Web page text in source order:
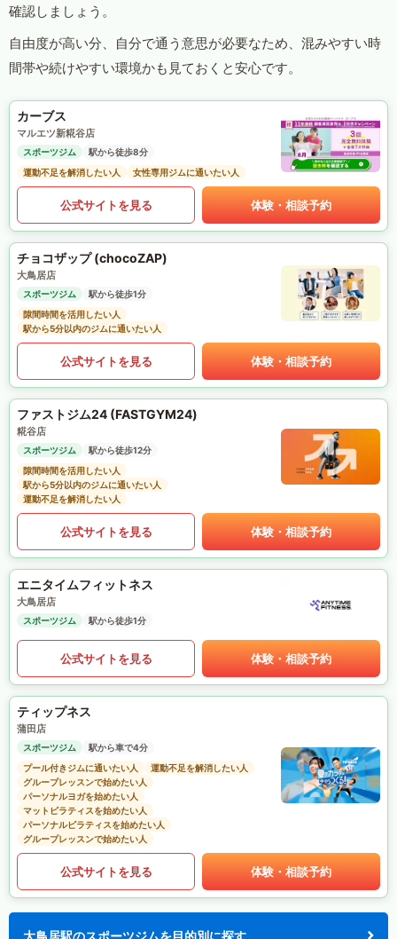
確認しましょう。
自由度が高い分、自分で通う意思が必要なため、混みやすい時
間帯や続けやすい環境かも見ておくと安心です。
カーブス
マルエツ新糀谷店
スポーツジム
駅から徒歩8分
運動不足を解消したい人
女性専用ジムに通いたい人
公式サイトを見る 体験・相談予約
チョコザップ (chocoZAP)
大鳥居店
スポーツジム
駅から徒歩1分
隙間時間を活用したい人
駅から5分以内のジムに通いたい人
公式サイトを見る 体験・相談予約
ファストジム24 (FASTGYM24)
糀谷店
スポーツジム
駅から徒歩12分
隙間時間を活用したい人
駅から5分以内のジムに通いたい人
運動不足を解消したい人
公式サイトを見る 体験・相談予約
エニタイムフィットネス
大鳥居店
スポーツジム 駅から徒歩1分
公式サイトを見る 体験・相談予約
ティップネス
蒲田店
スポーツジム
駅から車で4分
プール付きジムに通いたい人
運動不足を解消したい人
グループレッスンで始めたい人
パーソナルヨガを始めたい人
マットピラティスを始めたい人
パーソナルピラティスを始めたい人
グループレッスンで始めたい人
公式サイトを見る 体験・相談予約
大鳥居駅のスポーツジムを目的別に探す